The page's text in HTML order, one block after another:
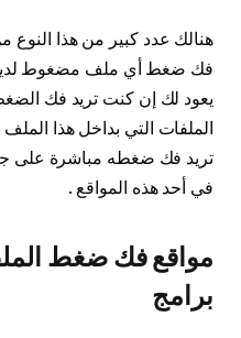
هنالك عدد كبير من هذا النوع
فك ضغط أي ملف مضغوط
يعود لك إن كنت تريد فك
الملفات التي بداخل هذا
تريد فك ضغطه مباشرة على
في أحد هذه المواقع .
مواقع فك ضغط
برامج